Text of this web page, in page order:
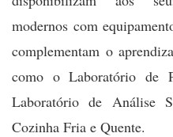
modernos com
complementam o
como o Laboratório de
Laboratório de Análise
Cozinha Fria e Quente.